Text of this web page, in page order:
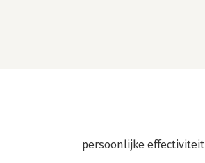
persoonlijke effectiviteit